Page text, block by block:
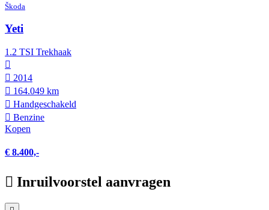
Škoda
Yeti
1.2 TSI Trekhaak
2014
164.049 km
Hand­geschakeld
Benzine
Kopen
€ 8.400,-
Inruilvoorstel aanvragen